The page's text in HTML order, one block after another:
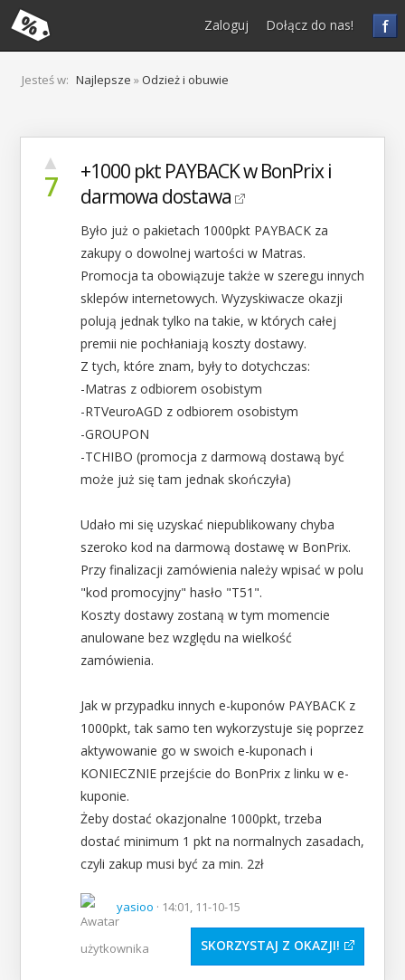
f
Zaloguj Dołącz do nas!
Jesteś w: Najlepsze » Odzież i obuwie
▲
7
+1000 pkt PAYBACK w BonPrix i
darmowa dostawa
Było już o pakietach 1000pkt PAYBACK za
zakupy o dowolnej wartości w Matras.
Promocja ta obowiązuje także w szeregu innych
sklepów internetowych. Wyzyskiwacze okazji
polują jednak tylko na takie, w których całej
premii nie pochłaniają koszty dostawy.
Z tych, które znam, były to dotychczas:
-Matras z odbiorem osobistym
-RTVeuroAGD z odbiorem osobistym
-GROUPON
-TCHIBO (promocja z darmową dostawą być
może już się tam jednak skończyła)
Udało mi się uzyskać niepublikowany chyba
szeroko kod na darmową dostawę w BonPrix.
Przy finalizacji zamówienia należy wpisać w polu
"kod promocyjny" hasło "T51".
Koszty dostawy zostaną w tym momencie
anulowane bez względu na wielkość
zamówienia.
Jak w przypadku innych e-kuponów PAYBACK z
1000pkt, tak samo ten wykorzystuje się poprzez
aktywowanie go w swoich e-kuponach i
KONIECZNIE przejście do BonPrix z linku w e-
kuponie.
Żeby dostać okazjonalne 1000pkt, trzeba
dostać minimum 1 pkt na normalnych zasadach,
czyli zakup musi być za min. 2zł
yasioo · 14:01, 11-10-15
SKORZYSTAJ Z OKAZJI